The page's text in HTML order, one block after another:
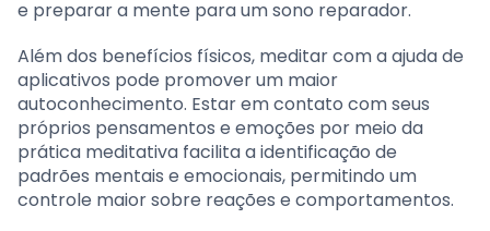
e preparar a mente para um sono reparador.
Além dos benefícios físicos, meditar com a ajuda de
aplicativos pode promover um maior
autoconhecimento. Estar em contato com seus
próprios pensamentos e emoções por meio da
prática meditativa facilita a identificação de
padrões mentais e emocionais, permitindo um
controle maior sobre reações e comportamentos.